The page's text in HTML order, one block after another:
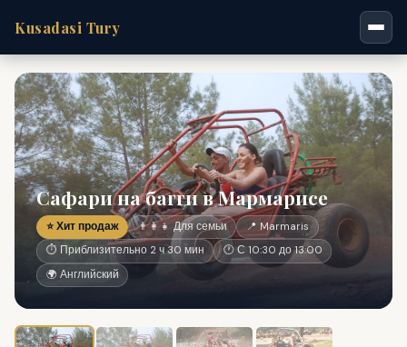
Kusadasi Tury
Сафари на багги в Мармарисе
⭐ Хит продаж 👨‍👩‍👧 Для семьи
📍 Marmaris
⏱ Приблизительно 2 ч 30 мин
🕐 С 10:30 до 13:00
🌍 Английский